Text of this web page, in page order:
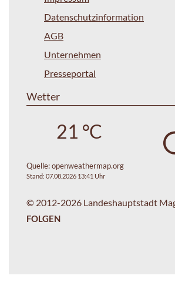
Datenschutzinformation
AGB
Unternehmen
Presseportal
Wetter
21 °C
Quelle:openweathermap.org
Stand: 07.08.2026 13:41 Uhr
© 2012-2026 Landeshauptstadt
FOLGEN